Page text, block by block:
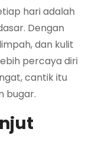
hari adalah
Dengan
dan kulit
percaya diri
cantik itu
bugar.